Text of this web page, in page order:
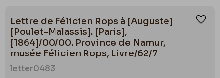
Lettre de Félicien Rops à [Auguste]
[Poulet-Malassis]. [Paris],
[1864]/00/00. Province de Namur,
musée Félicien Rops, Livre/62/7
letter0483